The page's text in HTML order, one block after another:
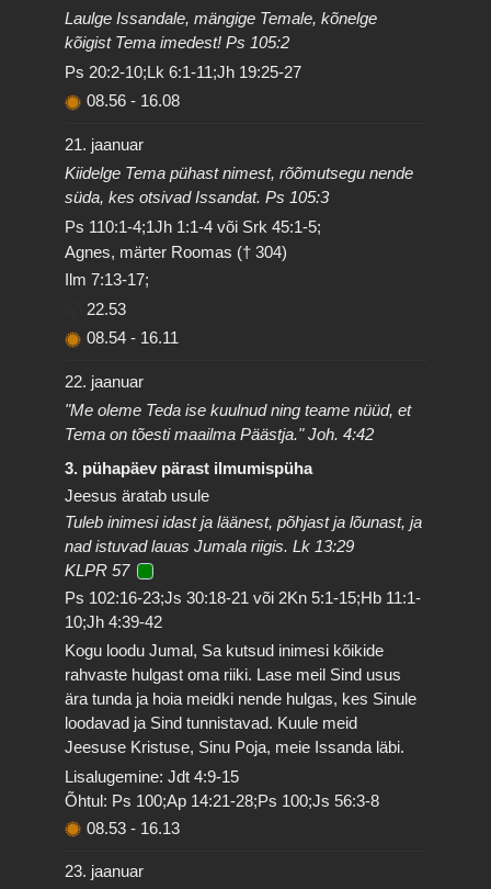
Laulge Issandale, mängige Temale, kõnelge
kõigist Tema imedest! Ps 105:2
Ps 20:2-10;Lk 6:1-11;Jh 19:25-27
08.56 - 16.08
21. jaanuar
Kiidelge Tema pühast nimest, rõõmutsegu nende
süda, kes otsivad Issandat. Ps 105:3
Ps 110:1-4;1Jh 1:1-4 või Srk 45:1-5;
Agnes, märter Roomas († 304)
Ilm 7:13-17;
22.53
08.54 - 16.11
22. jaanuar
"Me oleme Teda ise kuulnud ning teame nüüd, et
Tema on tõesti maailma Päästja." Joh. 4:42
3. pühapäev pärast ilmumispüha
Jeesus äratab usule
Tuleb inimesi idast ja läänest, põhjast ja lõunast, ja
nad istuvad lauas Jumala riigis. Lk 13:29
KLPR 57
Ps 102:16-23;Js 30:18-21 või 2Kn 5:1-15;Hb 11:1-
10;Jh 4:39-42
Kogu loodu Jumal, Sa kutsud inimesi kõikide
rahvaste hulgast oma riiki. Lase meil Sind usus
ära tunda ja hoia meidki nende hulgas, kes Sinule
loodavad ja Sind tunnistavad. Kuule meid
Jeesuse Kristuse, Sinu Poja, meie Issanda läbi.
Lisalugemine: Jdt 4:9-15
Õhtul: Ps 100;Ap 14:21-28;Ps 100;Js 56:3-8
08.53 - 16.13
23. jaanuar